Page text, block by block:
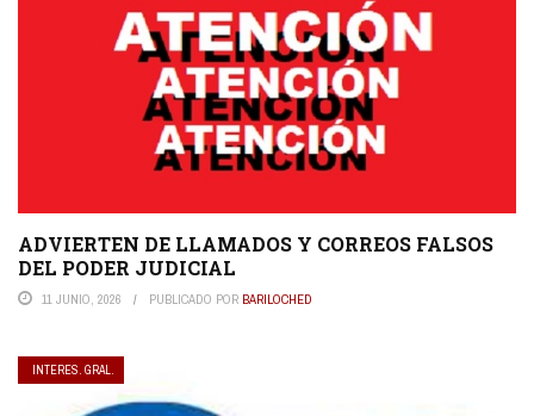
ADVIERTEN DE LLAMADOS Y CORREOS FALSOS
DEL PODER JUDICIAL
11 JUNIO, 2026 PUBLICADO POR BARILOCHED
INTERES. GRAL.